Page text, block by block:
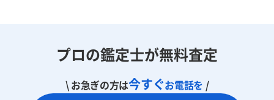
プロの鑑定士が無料査定
\ お急ぎの方は今すぐお電話を /